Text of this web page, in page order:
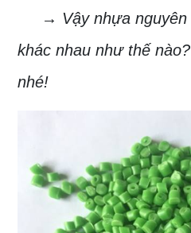
→ Vậy nhựa
khác nhau như thế
nhé!